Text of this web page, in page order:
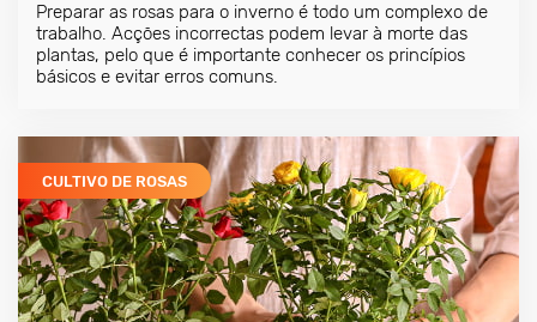
Preparar as rosas para o inverno é todo um complexo de
trabalho. Acções incorrectas podem levar à morte das
plantas, pelo que é importante conhecer os princípios
básicos e evitar erros comuns.
CULTIVO DE ROSAS